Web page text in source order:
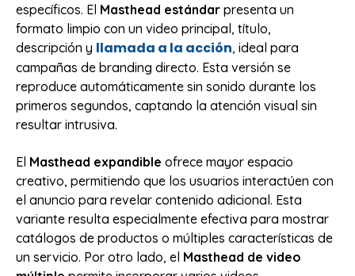
específicos. El Masthead estándar presenta un
formato limpio con un video principal, título,
descripción y llamada a la acción, ideal para
campañas de branding directo. Esta versión se
reproduce automáticamente sin sonido durante los
primeros segundos, captando la atención visual sin
resultar intrusiva.
El Masthead expandible ofrece mayor espacio
creativo, permitiendo que los usuarios interactúen con
el anuncio para revelar contenido adicional. Esta
variante resulta especialmente efectiva para mostrar
catálogos de productos o múltiples características de
un servicio. Por otro lado, el Masthead de video